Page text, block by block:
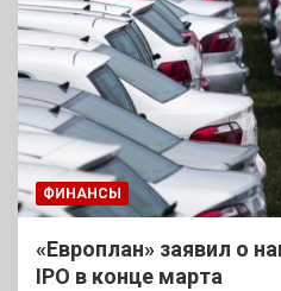
ФИНАНСЫ
«Европлан» заявил о
IPO в конце марта